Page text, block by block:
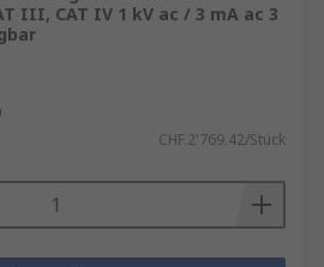
III, CAT IV 1 kV ac / 3 mA ac 3
CHF.2'769.42/Stück